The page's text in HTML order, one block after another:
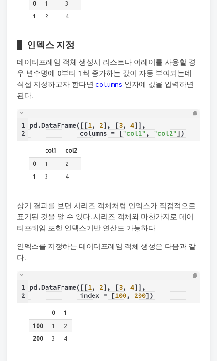
0 1
3
1
2 4
인덱스 지정
데이터프레임 객체 생성시 리스트나 어레이를 사용할 경
우 변수명에 0부터 1씩 증가하는 값이 자동 부여되는데
직접 지정하고자 한다면 columns 인자에 값을 입력하면
된다.
1
2
pd.DataFrame([[1, 2], [3, 4]],
             columns = [
"col1", "col2"])
col1 col2
0 1
2
1
3 4
상기 결과를 보면 시리즈 객체처럼 인덱스가 직접적으로
표기된 것을 알 수 있다. 시리즈 객체와 마찬가지로 데이
터프레임 또한 인덱스기반 연산도 가능하다.
인덱스를 지정하는 데이터프레임 객체 생성은 다음과 같
다.
1
2
pd.DataFrame([[1, 2], [3, 4]],
             index = [
100, 200])
0 1
100 1
2
200
3 4